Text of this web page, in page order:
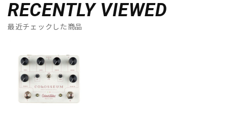
RECENTLY VIEWED
最近チェックした商品